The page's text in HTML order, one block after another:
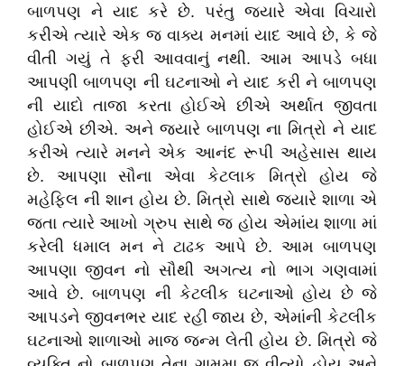
બાળપણ ને યાદ કરે છે. પરંતુ જ્યારે એવા વિચારો
કરીએ ત્યારે એક જ વાક્ય મનમાં યાદ આવે છે, કે જે
વીતી ગયું તે ફરી આવવાનું નથી. આમ આપડે બધા
આપણી બાળપણ ની ઘટનાઓ ને યાદ કરી ને બાળપણ
ની યાદો તાજા કરતા હોઈએ છીએ અર્થાત જીવતા
હોઈએ છીએ. અને જ્યારે બાળપણ ના મિત્રો ને યાદ
કરીએ ત્યારે મનને એક આનંદ રૂપી અહેસાસ થાય
છે. આપણા સૌના એવા કેટલાક મિત્રો હોય જે
મહેફિલ ની શાન હોય છે. મિત્રો સાથે જ્યારે શાળા એ
જતા ત્યારે આખો ગ્રુપ સાથે જ હોય એમાંય શાળા માં
કરેલી ધમાલ મન ને ટાઢક આપે છે. આમ બાળપણ
આપણા જીવન નો સૌથી અગત્ય નો ભાગ ગણવામાં
આવે છે. બાળપણ ની કેટલીક ઘટનાઓ હોય છે જે
આપડને જીવનભર યાદ રહી જાય છે, એમાંની કેટલીક
ઘટનાઓ શાળાઓ માજ જન્મ લેતી હોય છે. મિત્રો જે